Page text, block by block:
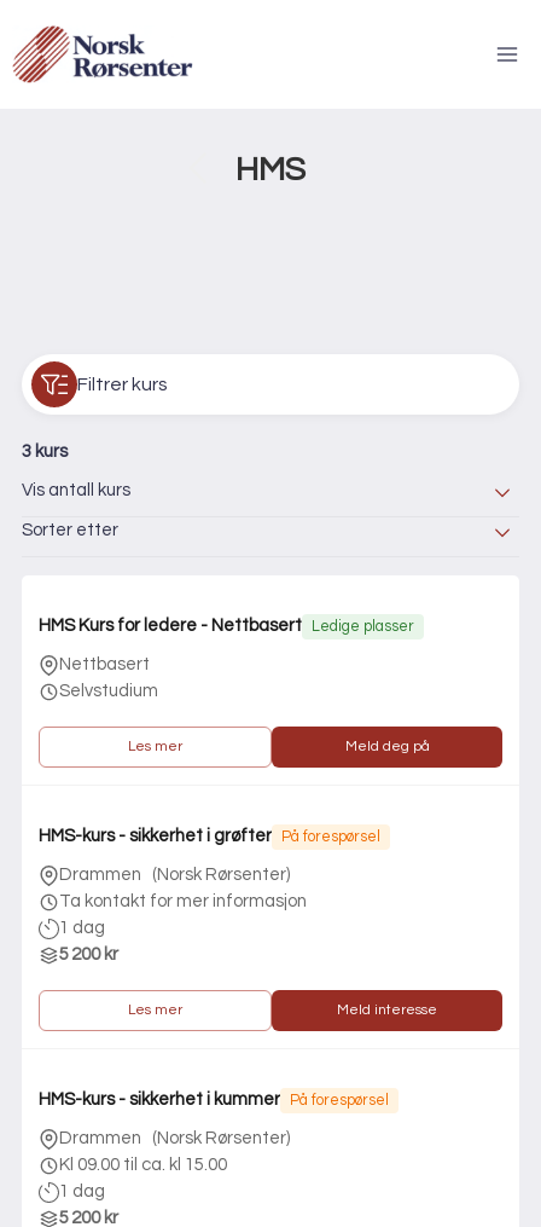
content
Tilbake til
HMS
Filtrer kurs
3 kurs
Vis antall kurs
Sorter etter
HMS Kurs for ledere - Nettbasert Ledige plasser
Nettbasert
Selvstudium
Les mer Meld deg på
HMS-kurs - sikkerhet i grøfter På forespørsel
Drammen ( Norsk Rørsenter)
Ta kontakt for mer informasjon
1 dag
5 200 kr
Les mer Meld interesse
HMS-kurs - sikkerhet i kummer På forespørsel
Drammen ( Norsk Rørsenter)
Kl 09.00 til ca. kl 15.00
1 dag
5 200 kr